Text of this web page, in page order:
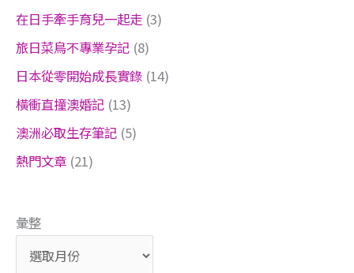
在日手牽手育兒一起走 (3)
旅日菜鳥不專業孕記 (8)
日本從零開始成長實錄 (14)
橫衝直撞澳婚記 (13)
澳洲必取生存筆記 (5)
熱門文章 (21)
彙整